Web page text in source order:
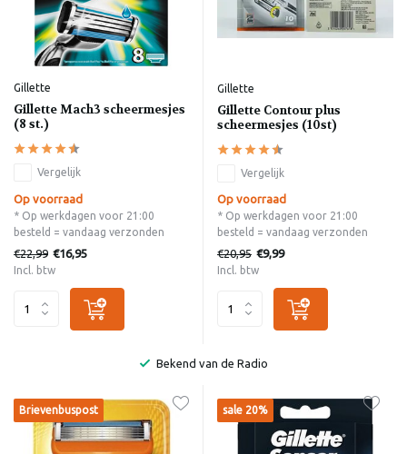
Gillette
Gillette Mach3 scheermesjes
(8 st.)
Vergelijk
Op voorraad
* Op werkdagen voor 21:00
besteld = vandaag verzonden
€22,99 €16,95
Incl. btw
Gillette
Gillette Contour plus
scheermesjes (10st)
Vergelijk
Op voorraad
* Op werkdagen voor 21:00
besteld = vandaag verzonden
€20,95 €9,99
Incl. btw
Bekend van de Radio
Brievenbuspost sale 20%